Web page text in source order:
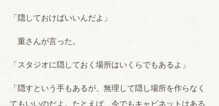
「隠しておけばいいんだよ」
重さんが言った。
「スタジオに隠しておく場所はいくらでもあるよ」
「隠すという手もあるが、無理して隠し場所を作らなく
てもいいのだよ。たとえば、今でもキャビネットはある